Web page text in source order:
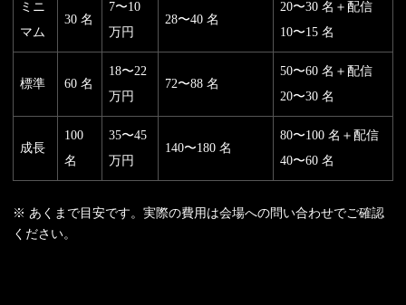
ミニ
マム
30 名
7〜10
万円
28〜40 名
20〜30 名＋配信
10〜15 名
標準 60 名
18〜22
万円
72〜88 名
50〜60 名＋配信
20〜30 名
成長
100
名
35〜45
万円
140〜180 名
80〜100 名＋配信
40〜60 名
※ あくまで目安です。実際の費用は会場への問い合わせでご確認
ください。